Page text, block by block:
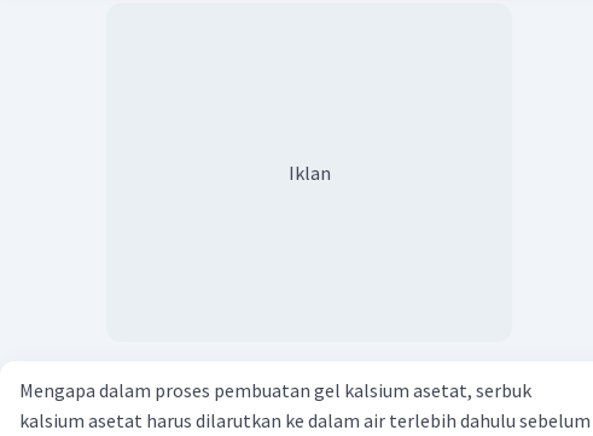
Iklan
Mengapa dalam proses pembuatan gel kalsium asetat, serbuk
kalsium asetat harus dilarutkan ke dalam air terlebih dahulu sebelum